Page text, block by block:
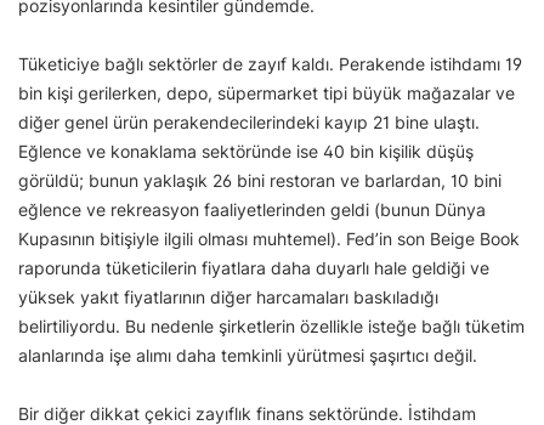
pozisyonlarında kesintiler gündemde.
Tüketiciye bağlı sektörler de zayıf kaldı. Perakende istihdamı 19
bin kişi gerilerken, depo, süpermarket tipi büyük mağazalar ve
diğer genel ürün perakendecilerindeki kayıp 21 bine ulaştı.
Eğlence ve konaklama sektöründe ise 40 bin kişilik düşüş
görüldü; bunun yaklaşık 26 bini restoran ve barlardan, 10 bini
eğlence ve rekreasyon faaliyetlerinden geldi (bunun Dünya
Kupasının bitişiyle ilgili olması muhtemel). Fed’in son Beige Book
raporunda tüketicilerin fiyatlara daha duyarlı hale geldiği ve
yüksek yakıt fiyatlarının diğer harcamaları baskıladığı
belirtiliyordu. Bu nedenle şirketlerin özellikle isteğe bağlı tüketim
alanlarında işe alımı daha temkinli yürütmesi şaşırtıcı değil.
Bir diğer dikkat çekici zayıflık finans sektöründe. İstihdam